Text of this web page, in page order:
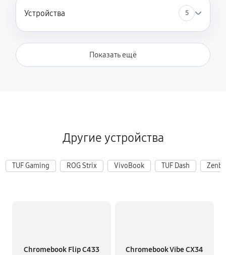
Устройства 5
Показать ещё
Другие устройства
TUF Gaming ROG Strix VivoBook TUF Dash
Chromebook Flip C433
Chromebook Vibe CX34